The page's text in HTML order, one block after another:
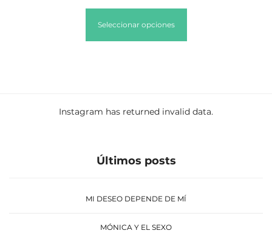
Seleccionar opciones
Instagram has returned invalid data.
Últimos posts
MI DESEO DEPENDE DE MÍ
MÓNICA Y EL SEXO